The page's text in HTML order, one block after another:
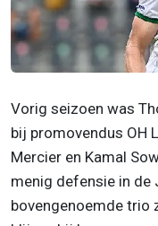
Vorig seizoen was
bij promovendus OH
Mercier en Kamal
menig defensie in de
bovengenoemde trio